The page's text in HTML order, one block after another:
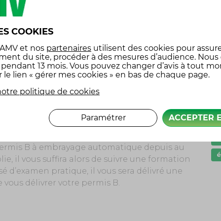
a abaissé le nombre d’heures minimal à
du permis de conduire B à boîte
pour le permis B classique. Une réduction du
de faire baisser le coût de ce permis de
automatique, il est tout à fait possible
B non restrictif, c’est-à-dire donnant accès
B à embrayage automatique depuis au
il vous suffira alors de suivre une formation
d’examen pratique, il vous sera délivré une
délivrer votre permis B.
COOKIES
et nos partenaires utilisent des cookies pour
du site, procéder à des mesures d’audience. Nous
13 mois. Vous pouvez changer d’avis à tout
lien « gérer mes cookies » en bas de chaque page.
politique de cookies
ACCEPTER
Paramétrer